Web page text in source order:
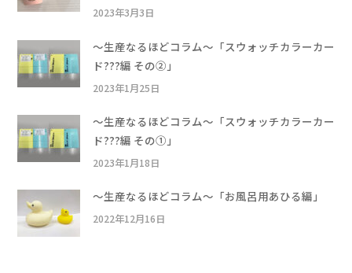
2023年3月3日
〜生産なるほどコラム〜「スウォッチカラーカー
ド???編 その②」
2023年1月25日
〜生産なるほどコラム〜「スウォッチカラーカー
ド???編 その①」
2023年1月18日
〜生産なるほどコラム〜「お風呂用あひる編」
2022年12月16日